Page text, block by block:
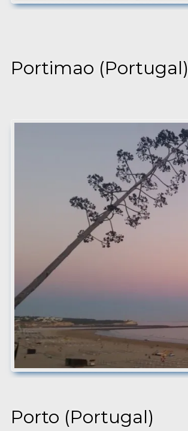
Portimao (Portugal)
Porto (Portugal)